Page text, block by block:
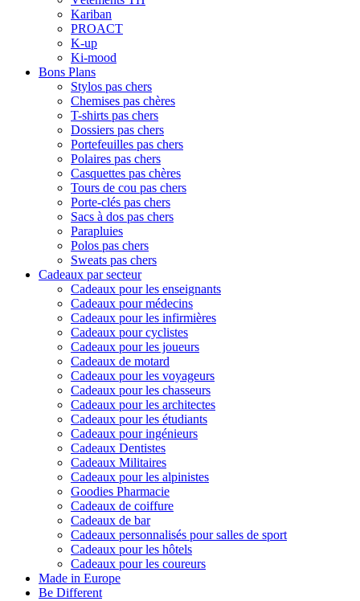
Kariban
PROACT
K-up
Ki-mood
Bons Plans
Stylos pas chers
Chemises pas chères
T-shirts pas chers
Dossiers pas chers
Portefeuilles pas chers
Polaires pas chers
Casquettes pas chères
Tours de cou pas chers
Porte-clés pas chers
Sacs à dos pas chers
Parapluies
Polos pas chers
Sweats pas chers
Cadeaux par secteur
Cadeaux pour les enseignants
Cadeaux pour médecins
Cadeaux pour les infirmières
Cadeaux pour cyclistes
Cadeaux pour les joueurs
Cadeaux de motard
Cadeaux pour les voyageurs
Cadeaux pour les chasseurs
Cadeaux pour les architectes
Cadeaux pour les étudiants
Cadeaux pour ingénieurs
Cadeaux Dentistes
Cadeaux Militaires
Cadeaux pour les alpinistes
Goodies Pharmacie
Cadeaux de coiffure
Cadeaux de bar
Cadeaux personnalisés pour salles de sport
Cadeaux pour les hôtels
Cadeaux pour les coureurs
Made in Europe
Be Different